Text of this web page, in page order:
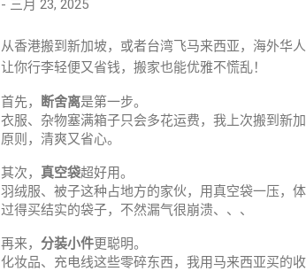
- 三月 23, 2025
从香港搬到新加坡，或者台湾飞马来西亚，海外华
让你行李轻便又省钱，搬家也能优雅不慌乱！
首先， 断舍离是第一步。
衣服、杂物塞满箱子只会多花运费，我上次搬到新
原则，清爽又省心。
其次， 真空袋超好用。
羽绒服、被子这种占地方的家伙，用真空袋一压，
过得买结实的袋子，不然漏气很崩溃、、、
再来， 分装小件更聪明。
化妆品、充电线这些零碎东西，我用马来西亚买的